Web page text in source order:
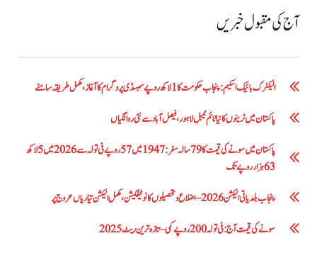
آج کی مقبول خبریں
الیکٹرک بائیک اسکیم: پنجاب حکومت کا1 لاکھ روپے سبسڈی پروگرام کا آغاز ،مکمل طریقہ سامنے
پاکستان میں ٹرینوں کا نیا ٹائم ٹیبل لاہور، فیصل آباد سے نئی روانگیاں
پاکستان میں سونے کی قیمت کا 79 سالہ سفر: 1947 میں 57 روپے فی تولہ سے 2026 میں 5 لاکھ
63 ہزار روپے تک
پنجاب بلدیاتی الیکشن 2026 – اضلاع و تحصیلوں کا نوٹیفکیشن، مکمل الیکشن تیاریاں عروج پر
سونے کی قیمت آج: فی تولہ 200 روپے کمی – تازہ ترین ریٹ 2025